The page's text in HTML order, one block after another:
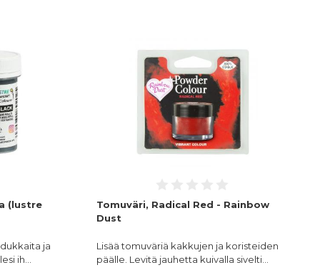
(lustre
ja
ih…
Tomuväri, Radical Red - Rainbow
Dust
Lisää tomuväriä kakkujen ja koristeiden
päälle. Levitä jauhetta kuivalla sivelti…